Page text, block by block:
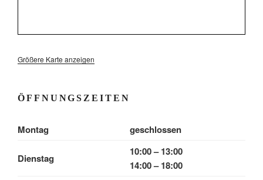
Größere Karte anzeigen
ÖFFNUNGSZEITEN
Montag geschlossen
Dienstag
10:00 – 13:00
14:00 – 18:00